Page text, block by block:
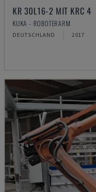
KR 30L16-2 MIT KRC 4
KUKA - ROBOTERARM
DEUTSCHLAND 2017